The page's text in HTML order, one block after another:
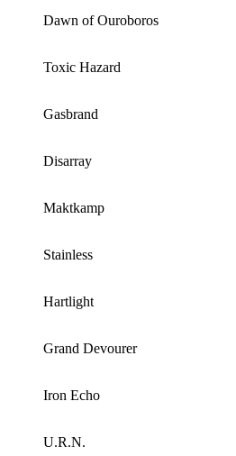
Dawn of Ouroboros
Toxic Hazard
Gasbrand
Disarray
Maktkamp
Stainless
Hartlight
Grand Devourer
Iron Echo
U.R.N.